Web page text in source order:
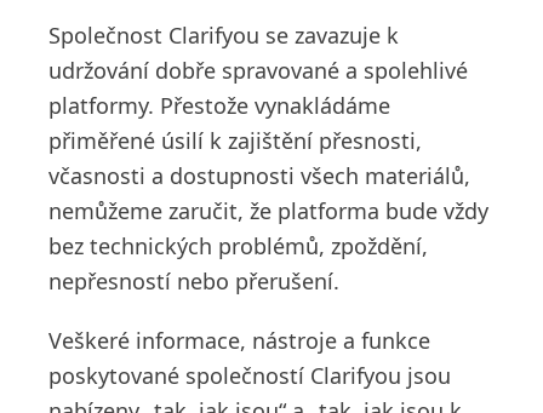
Společnost Clarifyou se zavazuje k
udržování dobře spravované a spolehlivé
platformy. Přestože vynakládáme
přiměřené úsilí k zajištění přesnosti,
včasnosti a dostupnosti všech materiálů,
nemůžeme zaručit, že platforma bude vždy
bez technických problémů, zpoždění,
nepřesností nebo přerušení.
Veškeré informace, nástroje a funkce
poskytované společností Clarifyou jsou